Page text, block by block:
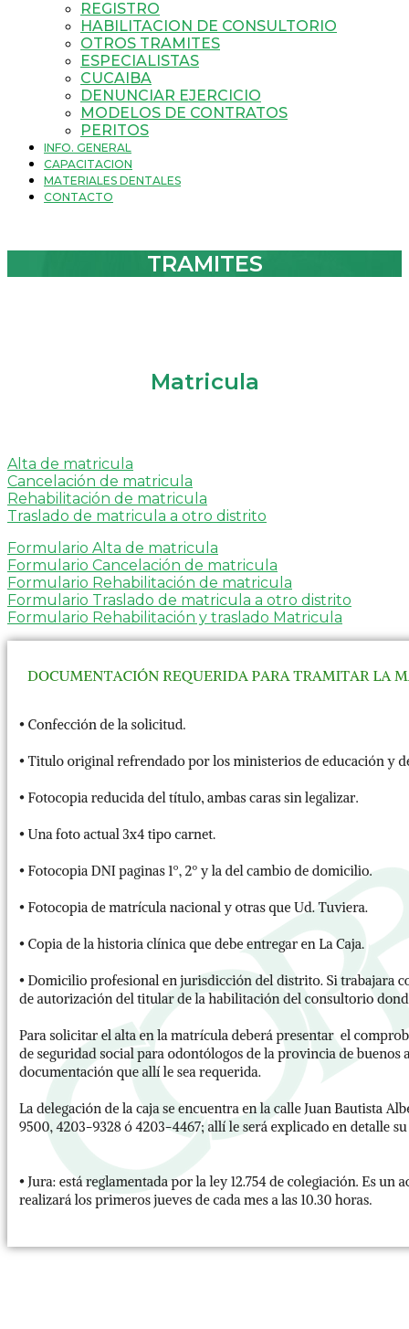
REGISTRO
HABILITACION DE CONSULTORIO
OTROS TRAMITES
ESPECIALISTAS
CUCAIBA
DENUNCIAR EJERCICIO
MODELOS DE CONTRATOS
PERITOS
INFO. GENERAL
CAPACITACION
MATERIALES DENTALES
CONTACTO
TRAMITES
Matricula
Alta de matricula
Cancelación de matricula
Rehabilitación de matricula
Traslado de matricula a otro distrito
Formulario Alta de matricula
Formulario Cancelación de matricula
Formulario Rehabilitación de matricula
Formulario Traslado de matricula a otro distrito
Formulario Rehabilitación y traslado Matricula